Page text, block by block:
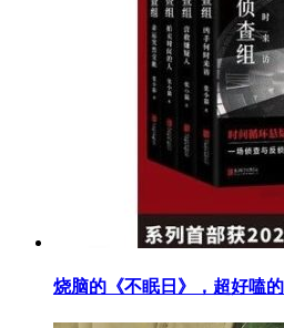
烧脑的《不眠日》，超好嗑